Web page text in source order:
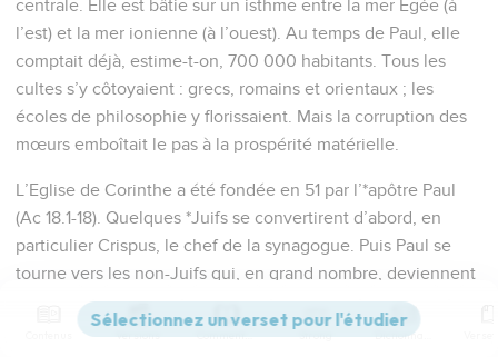
centrale. Elle est bâtie sur un isthme entre la mer Egée (à
l’est) et la mer ionienne (à l’ouest). Au temps de Paul, elle
comptait déjà, estime-t-on, 700 000 habitants. Tous les
cultes s’y côtoyaient : grecs, romains et orientaux ; les
écoles de philosophie y florissaient. Mais la corruption des
mœurs emboîtait le pas à la prospérité matérielle.
L’Eglise de Corinthe a été fondée en 51 par l’*apôtre Paul
(Ac 18.1-18). Quelques *Juifs se convertirent d’abord, en
particulier Crispus, le chef de la synagogue. Puis Paul se
tourne vers les non-Juifs qui, en grand nombre, deviennent
chrétiens. L’apôtre reste environ deux ans dans la ville, y
rassemblant l’Eglise la plus nombreuse de sa carrière.
Versions Commentaires Strong